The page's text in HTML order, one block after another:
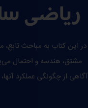
ریاضی
در این کتاب به مباحث تابع،
مشتق، هندسه و احتمال
آگاهی از چگونگی عملکرد